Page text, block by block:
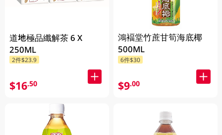
道地極品纖解茶 6 X
250ML
2件$23.9
$16.50
鴻褔堂竹蔗甘筍海底椰
500ML
6件$30
$9.00